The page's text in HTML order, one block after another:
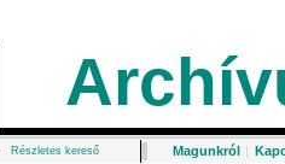
Részletes kereső Magunkról |